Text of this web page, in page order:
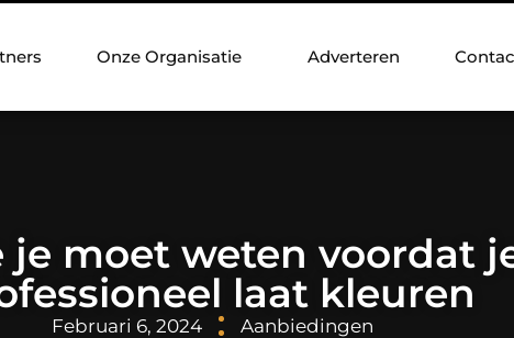
Onze Organisatie Adverteren
je moet weten voordat
laat kleuren
Februari 6, 2024 Aanbiedingen